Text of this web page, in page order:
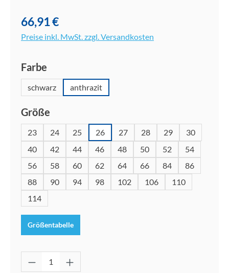
66,91 €
Preise inkl. MwSt. zzgl. Versandkosten
Farbe
schwarz anthrazit
Größe
23 24 25 26 27 28 29
30
40
42 44 46 48 50 52
54
56
58 60 62 64 66 84
86
88
90 94 98 102 106
110
114
Größentabelle
Produkt Anzahl: Gib den gewünschten